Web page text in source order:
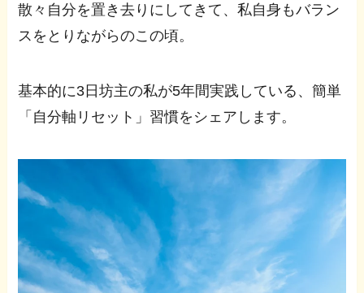
散々自分を置き去りにしてきて、私自身もバラン
スをとりながらのこの頃。
基本的に3日坊主の私が5年間実践している、簡単
「自分軸リセット」習慣をシェアします。